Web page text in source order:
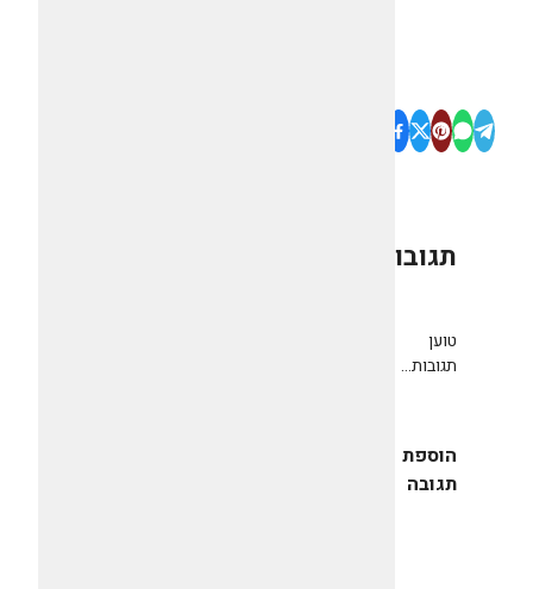
תגובות
טוען
תגובות...
הוספת
תגובה